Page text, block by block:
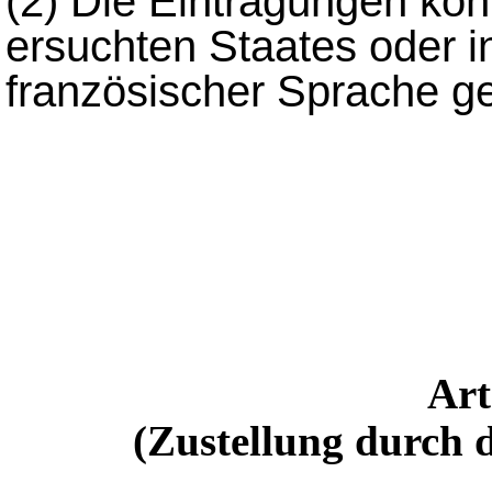
ersuchten Staates oder
französischer Sprache
(Zustellung durch